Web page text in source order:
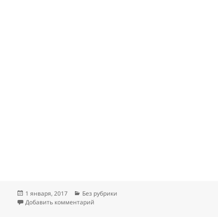
Опубликовано
1 января, 2017 Рубрики
Без рубрики
Добавить комментарий